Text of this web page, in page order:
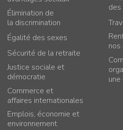
Élimination de
la discrimination
Égalité des sexes
Sécurité de la retraite
Justice sociale et
démocratie
Commerce et
affaires internationales
Emplois, économie et
environnement
des
nos